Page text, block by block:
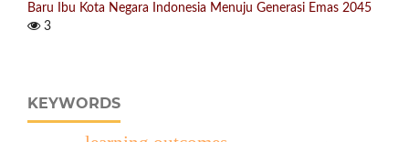
Baru Ibu Kota Negara Indonesia Menuju Generasi Emas 2045
3
KEYWORDS